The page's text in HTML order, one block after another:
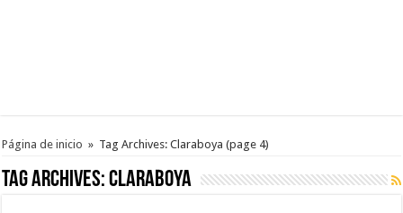
Página de inicio » Tag Archives: Claraboya (page 4)
Tag Archives:Claraboya